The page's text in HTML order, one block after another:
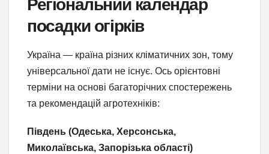
посадки огірків
Україна — країна різних кліматичних зон, тому
універсальної дати не існує. Ось орієнтовні
терміни на основі багаторічних спостережень
та рекомендацій агротехніків:
Південь (Одеська, Херсонська,
Миколаївська, Запорізька області)